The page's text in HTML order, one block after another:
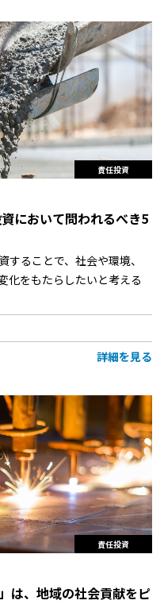
責任投資
において問われるべき5
ることで、社会や環境、
化をもたらしたいと考える
詳細を見る
責任投資
は、地域の社会貢献をピ